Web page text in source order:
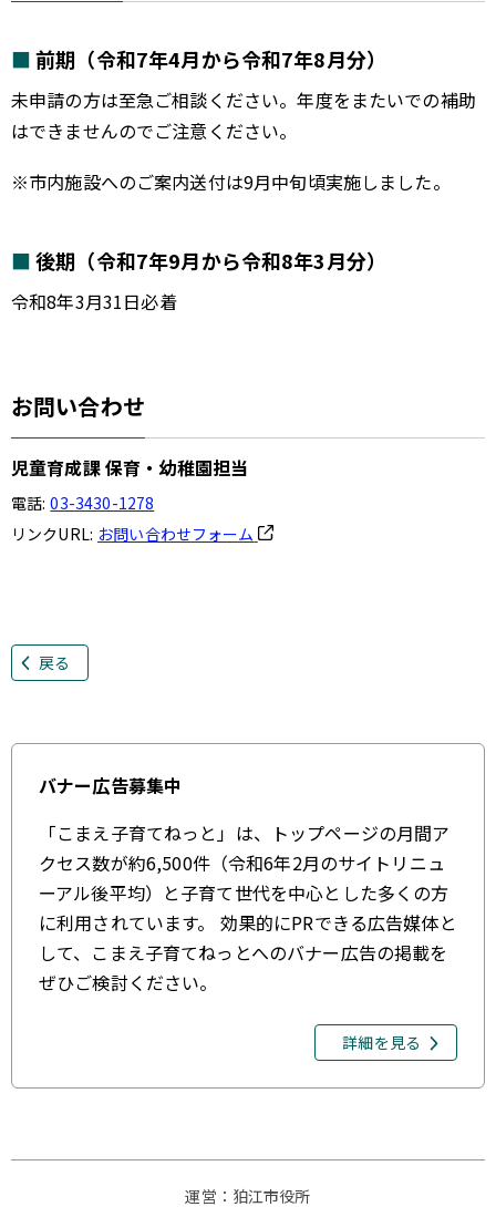
前期（令和7年4月から令和7年8月分）
未申請の方は至急ご相談ください。年度をまたいでの補助
はできませんのでご注意ください。
※市内施設へのご案内送付は9月中旬頃実施しました。
後期（令和7年9月から令和8年3月分）
令和8年3月31日必着
お問い合わせ
児童育成課 保育・幼稚園担当
電話: 03-3430-1278
リンクURL: お問い合わせフォーム
戻る
バナー広告募集中
「こまえ子育てねっと」は、トップページの月間ア
クセス数が約6,500件（令和6年2月のサイトリニュ
ーアル後平均）と子育て世代を中心とした多くの方
に利用されています。 効果的にPRできる広告媒体と
して、こまえ子育てねっとへのバナー広告の掲載を
ぜひご検討ください。
詳細を見る
運営：狛江市役所